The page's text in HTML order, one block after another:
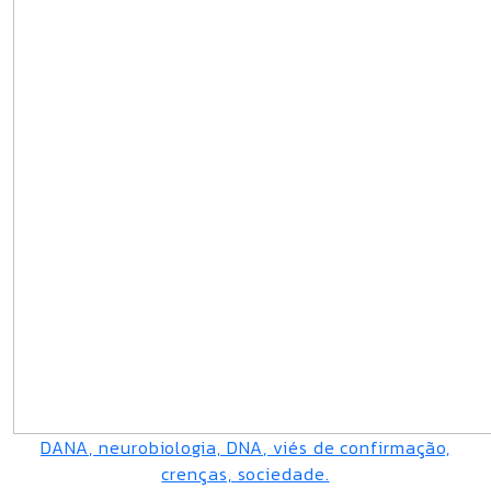
DANA, neurobiologia, DNA, viés de confirmação,
crenças, sociedade.